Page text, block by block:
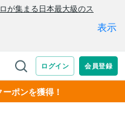
ポンを獲得！